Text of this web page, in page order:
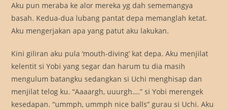
Aku pun meraba ke alor mereka yg dah sememangya
basah. Kedua-dua lubang pantat depa memanglah ketat.
Aku mengerjakan apa yang patut aku lakukan.
Kini giliran aku pula ‘mouth-diving’ kat depa. Aku menjilat
kelentit si Yobi yang segar dan harum tu dia masih
mengulum batangku sedangkan si Uchi menghisap dan
menjilat telog ku. “Aaaargh, uuurgh….” si Yobi merengek
kesedapan. “ummph, ummph nice balls” gurau si Uchi. Aku